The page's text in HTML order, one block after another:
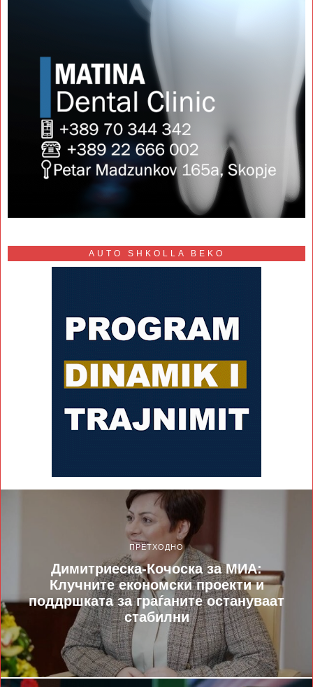
AUTO SHKOLLA BEKO
ПРЕТХОДНО
Димитриеска-Кочоска за МИА:
Клучните економски проекти и
поддршката за граѓаните остануваат
стабилни